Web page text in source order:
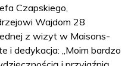
Czapskiego,
Wajdom 28
z wizyt w Maisons-
i dedykacja: „Moim bardzo